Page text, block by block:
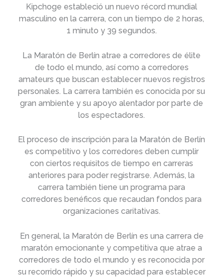
Kipchoge estableció un nuevo récord mundial
masculino en la carrera, con un tiempo de 2 horas,
1 minuto y 39 segundos.
La Maratón de Berlín atrae a corredores de élite
de todo el mundo, así como a corredores
amateurs que buscan establecer nuevos registros
personales. La carrera también es conocida por su
gran ambiente y su apoyo alentador por parte de
los espectadores.
El proceso de inscripción para la Maratón de Berlín
es competitivo y los corredores deben cumplir
con ciertos requisitos de tiempo en carreras
anteriores para poder registrarse. Además, la
carrera también tiene un programa para
corredores benéficos que recaudan fondos para
organizaciones caritativas.
En general, la Maratón de Berlín es una carrera de
maratón emocionante y competitiva que atrae a
corredores de todo el mundo y es reconocida por
su recorrido rápido y su capacidad para establecer